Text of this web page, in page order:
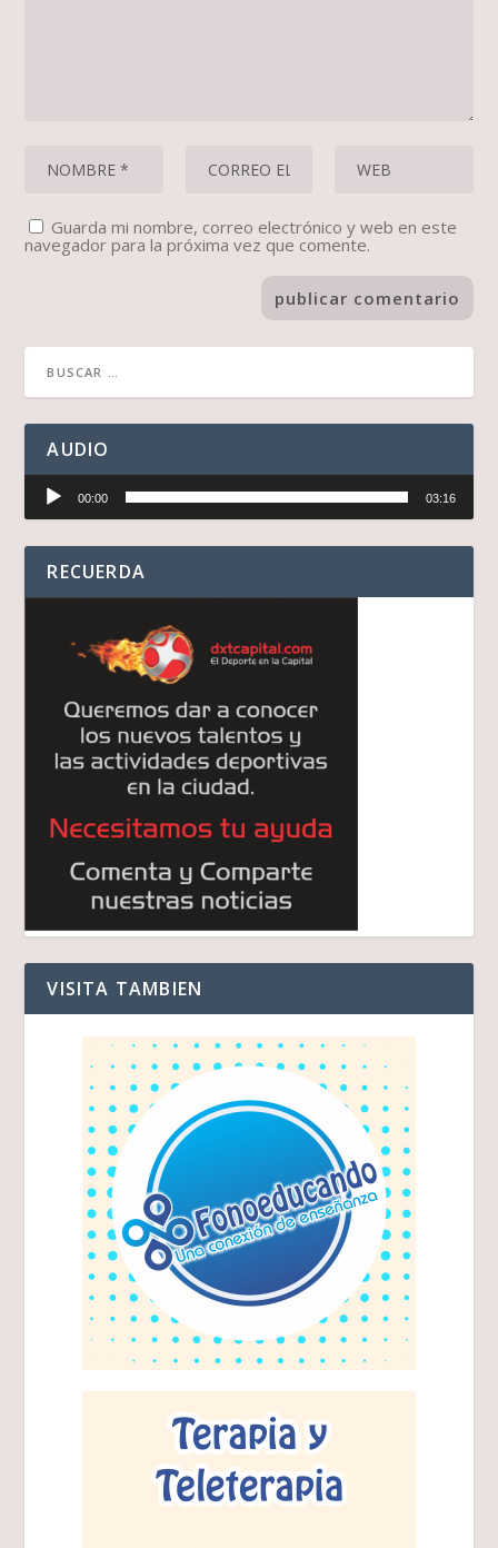
Guarda mi nombre, correo electrónico y web en este
navegador para la próxima vez que comente.
AUDIO
Reproductor
audio
00:00 03:16
RECUERDA
VISITA TAMBIEN